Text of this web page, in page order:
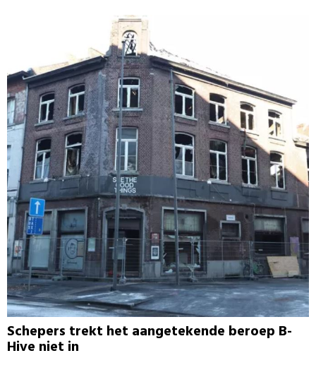
Schepers trekt het aangetekende beroep B-
Hive niet in